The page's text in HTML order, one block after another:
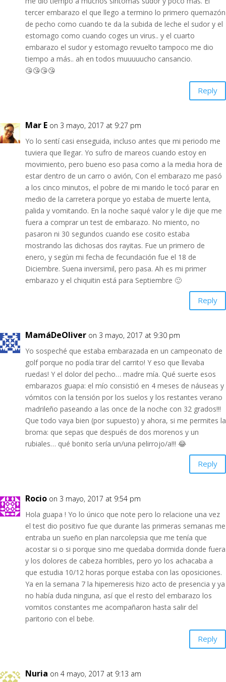
tercer embarazo el que llego a termino lo primero quemazón
de pecho como cuando te da la subida de leche el sudor y el
estomago como cuando coges un virus.. y el cuarto
embarazo el sudor y estomago revuelto tampoco me dio
tiempo a más.. ah en todos muuuuucho cansancio.
😘😘😘😘
Reply
Mar E on 3 mayo, 2017 at 9:27 pm
Yo lo sentí casi enseguida, incluso antes que mi periodo me
tuviera que llegar. Yo sufro de mareos cuando estoy en
movimiento, pero bueno eso pasa como a la media hora de
estar dentro de un carro o avión, Con el embarazo me pasó
a los cinco minutos, el pobre de mi marido le tocó parar en
medio de la carretera porque yo estaba de muerte lenta,
palida y vomitando. En la noche saqué valor y le dije que me
fuera a comprar un test de embarazo. No miento, no
pasaron ni 30 segundos cuando ese cosito estaba
mostrando las dichosas dos rayitas. Fue un primero de
enero, y segùn mi fecha de fecundación fue el 18 de
Diciembre. Suena inversimil, pero pasa. Ah es mi primer
embarazo y el chiquitin está para Septiembre 🙂
Reply
MamáDeOliver on 3 mayo, 2017 at 9:30 pm
Yo sospeché que estaba embarazada en un campeonato de
golf porque no podía tirar del carrito! Y eso que llevaba
ruedas! Y el dolor del pecho… madre mía. Qué suerte esos
embarazos guapa: el mío consistió en 4 meses de náuseas y
vómitos con la tensión por los suelos y los restantes verano
madrileño paseando a las once de la noche con 32 grados!!!
Que todo vaya bien (por supuesto) y ahora, si me permites la
broma: que sepas que después de dos morenos y un
rubiales… qué bonito sería un/una pelirrojo/a!!! 😂
Reply
Rocio on 3 mayo, 2017 at 9:54 pm
Hola guapa ! Yo lo único que note pero lo relacione una vez
el test dio positivo fue que durante las primeras semanas me
entraba un sueño en plan narcolepsia que me tenía que
acostar si o si porque sino me quedaba dormida donde fuera
y los dolores de cabeza horribles, pero yo los achacaba a
que estudia 10/12 horas porque estaba con las oposiciones.
Ya en la semana 7 la hipemeresis hizo acto de presencia y ya
no había duda ninguna, así que el resto del embarazo los
vomitos constantes me acompañaron hasta salir del
paritorio con el bebe.
Reply
Nuria on 4 mayo, 2017 at 9:13 am